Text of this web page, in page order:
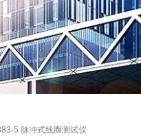
5 脉冲式线圈测试仪